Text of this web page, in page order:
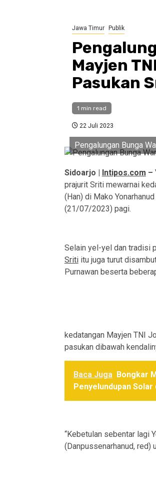
Jawa Timur Publik
Mayjen
Pasukan
1 min read
22 Juli 2023
Pengalungan Bunga
Sidoarjo | Intipos.com –
prajurit Sriti mewarnai
(Han) di Mako
(21/07/2023) pagi.
Selain yel-yel dan tradisi
Sritiitu juga turut
Purnawan beserta
kedatangan Mayjen TNI
pasukan dibawah
Baca Juga Bongkar
Penyelundupan
“Kebetulan sebentar lagi
(Danpussenarhanud, red)